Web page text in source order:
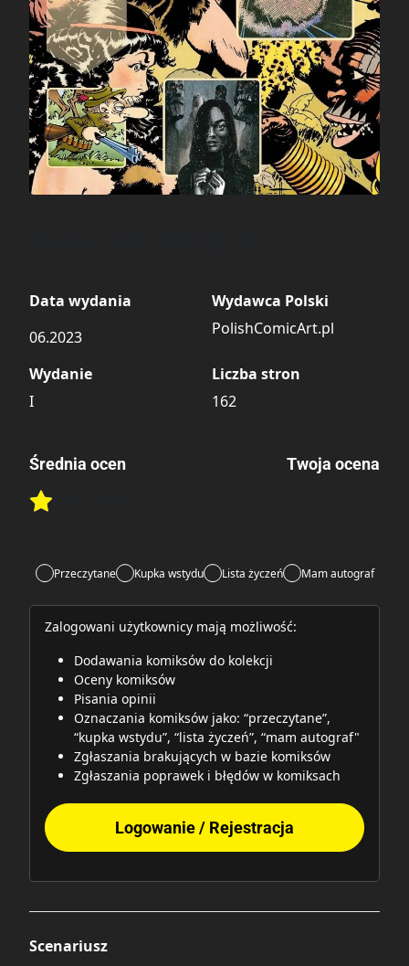
Data wydania
06.2023
Wydawca Polski
PolishComicArt.pl
Wydanie
I
Liczba stron
162
Średnia ocen
Rate this item:
Twoja ocena
Przeczytane Kupka wstydu Lista życzeń Mam autograf
Zalogowani użytkownicy mają możliwość:
Dodawania komiksów do kolekcji
Oceny komiksów
Pisania opinii
Oznaczania komiksów jako: “przeczytane”,
“kupka wstydu”, “lista życzeń”, “mam autograf"
Zgłaszania brakujących w bazie komiksów
Zgłaszania poprawek i błędów w komiksach
Logowanie / Rejestracja
Scenariusz